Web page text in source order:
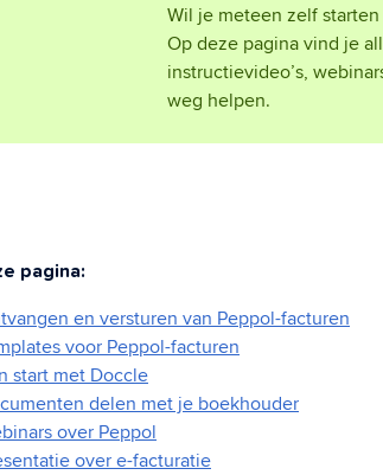
Wil je meteen zelf
Op deze pagina vind je
instructievideo’s,
weg helpen.
pagina:
en versturen van Peppol-facturen
voor Peppol-facturen
start met Doccle
delen met je boekhouder
over Peppol
over e-facturatie